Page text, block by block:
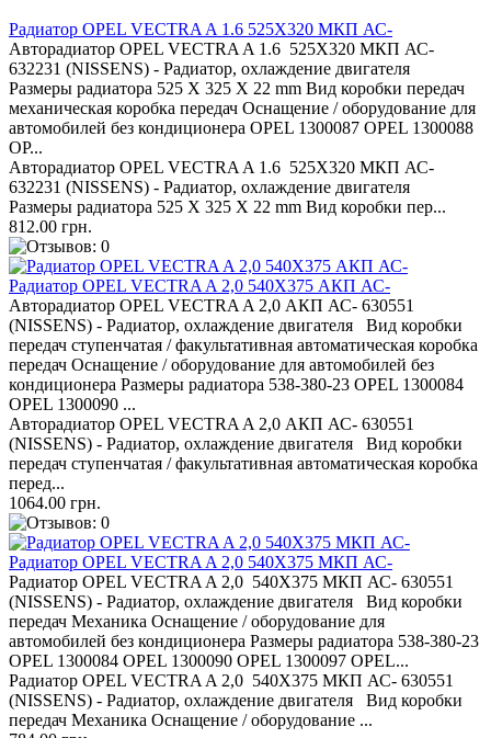
Радиатор OPEL VECTRA A 1.6 525X320 МКП АС-
Авторадиатор OPEL VECTRA A 1.6 525X320 МКП АС-
632231 (NISSENS) - Радиатор, охлаждение двигателя
Размеры радиатора 525 X 325 X 22 mm Вид коробки передач
механическая коробка передач Оснащение / оборудование для
автомобилей без кондиционера OPEL 1300087 OPEL 1300088
OP...
Авторадиатор OPEL VECTRA A 1.6 525X320 МКП АС-
632231 (NISSENS) - Радиатор, охлаждение двигателя
Размеры радиатора 525 X 325 X 22 mm Вид коробки пер...
812.00 грн.
Радиатор OPEL VECTRA A 2,0 540X375 АКП АС-
Авторадиатор OPEL VECTRA A 2,0 АКП АС- 630551
(NISSENS) - Радиатор, охлаждение двигателя Вид коробки
передач ступенчатая / факультативная автоматическая коробка
передач Оснащение / оборудование для автомобилей без
кондиционера Размеры радиатора 538-380-23 OPEL 1300084
OPEL 1300090 ...
Авторадиатор OPEL VECTRA A 2,0 АКП АС- 630551
(NISSENS) - Радиатор, охлаждение двигателя Вид коробки
передач ступенчатая / факультативная автоматическая коробка
перед...
1064.00 грн.
Радиатор OPEL VECTRA A 2,0 540X375 МКП АС-
Радиатор OPEL VECTRA A 2,0 540X375 МКП АС- 630551
(NISSENS) - Радиатор, охлаждение двигателя Вид коробки
передач Механика Оснащение / оборудование для
автомобилей без кондиционера Размеры радиатора 538-380-23
OPEL 1300084 OPEL 1300090 OPEL 1300097 OPEL...
Радиатор OPEL VECTRA A 2,0 540X375 МКП АС- 630551
(NISSENS) - Радиатор, охлаждение двигателя Вид коробки
передач Механика Оснащение / оборудование ...